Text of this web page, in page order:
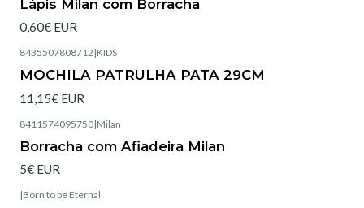
Lápis Milan com Borracha
0,60€ EUR
8435507808712 |KIDS
MOCHILA PATRULHA PATA 29CM
11,15€ EUR
8411574095750|Milan
Borracha com Afiadeira Milan
5€ EUR
|Born to be Eternal